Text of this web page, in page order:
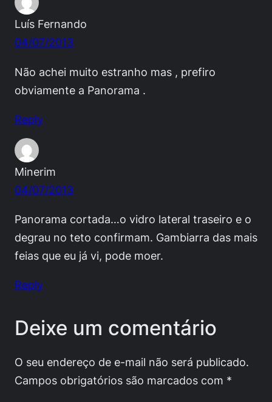
Luís Fernando
04/07/2013
Não achei muito estranho mas , prefiro
obviamente a Panorama .
Reply
Minerim
04/07/2013
Panorama cortada…o vidro lateral traseiro e o
degrau no teto confirmam. Gambiarra das mais
feias que eu já vi, pode moer.
Reply
Deixe um comentário
O seu endereço de e-mail não será publicado.
Campos obrigatórios são marcados com *